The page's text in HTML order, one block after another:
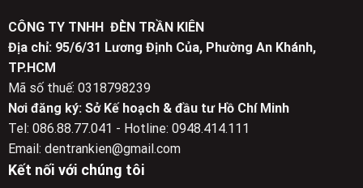
142,000 ₫.
CÔNG TY TNHH ĐÈN TRẦN KIÊN
Địa chỉ: 95/6/31 Lương Định Của, Phường An Khánh,
TP.HCM
Mã số thuế: 0318798239
Nơi đăng ký: Sở Kế hoạch & đầu tư Hồ Chí Minh
Tel: 086.88.77.041 - Hotline: 0948.414.111
Email: dentrankien@gmail.com
Kết nối với chúng tôi